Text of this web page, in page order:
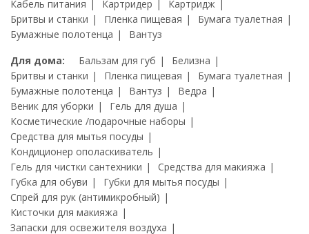
Кабель питания
Картридер
Картридж
Бритвы и станки
Пленка пищевая
Бумага туалетная
Бумажные полотенца
Вантуз
Для дома:
Бальзам для губ
Белизна
Бритвы и станки
Пленка пищевая
Бумага туалетная
Бумажные полотенца
Вантуз
Ведра
Веник для уборки
Гель для душа
Косметические /подарочные наборы
Средства для мытья посуды
Кондиционер ополаскиватель
Гель для чистки сантехники
Средства для макияжа
Губка для обуви
Губки для мытья посуды
Спрей для рук (антимикробный)
Кисточки для макияжа
Запаски для освежителя воздуха